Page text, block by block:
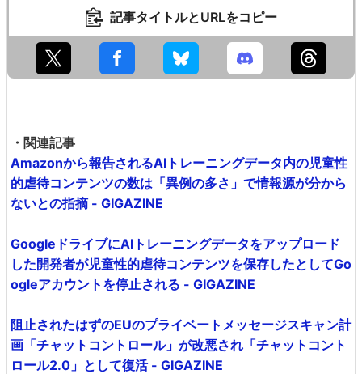
記事タイトルとURLをコピー
・関連記事
Amazonから報告されるAIトレーニングデータ内の児童性
的虐待コンテンツの数は「異例の多さ」で情報源が分から
ないとの指摘 - GIGAZINE
GoogleドライブにAIトレーニングデータをアップロード
した開発者が児童性的虐待コンテンツを保存したとしてGo
ogleアカウントを停止される - GIGAZINE
阻止されたはずのEUのプライベートメッセージスキャン計
画「チャットコントロール」が改悪され「チャットコント
ロール2.0」として復活 - GIGAZINE